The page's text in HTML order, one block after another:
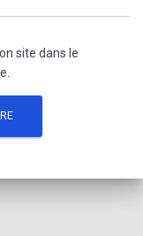
site dans le